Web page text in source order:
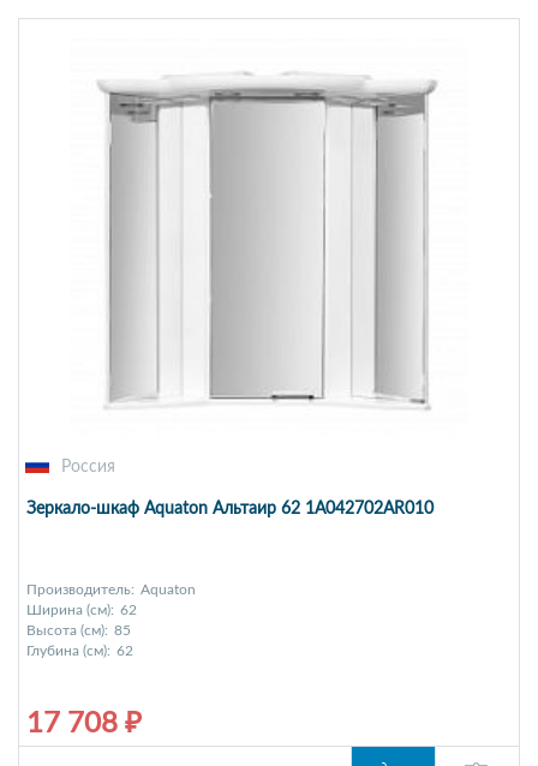
Россия
Зеркало-шкаф Aquaton Альтаир 62 1A042702AR010
Производитель: Aquaton
Ширина (см): 62
Высота (см): 85
Глубина (см): 62
17 708 ₽